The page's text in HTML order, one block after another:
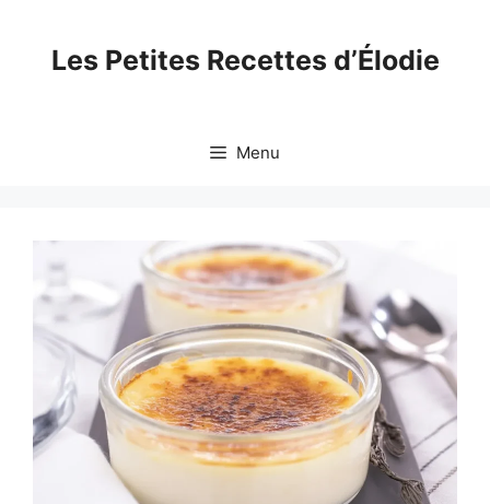
contentLes Petites Recettes d’Élodie
Menu